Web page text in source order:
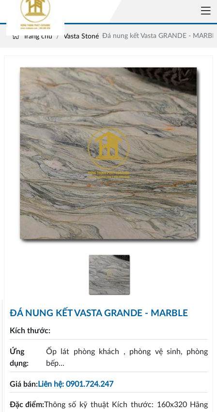
Trang chủ Vasta Stone Đá nung kết Vasta GRANDE -
ĐÁ NUNG KẾT VASTA GRANDE - MARBLE
Kích thước:
Ứng
dụng:
Ốp lát phòng khách , phòng vệ sinh, phòng
bếp...
Giá bán:Liên hệ: 0901.724.247
Đặc điểm:Thông số kỹ thuật Kích thước: 160x320 Hãng